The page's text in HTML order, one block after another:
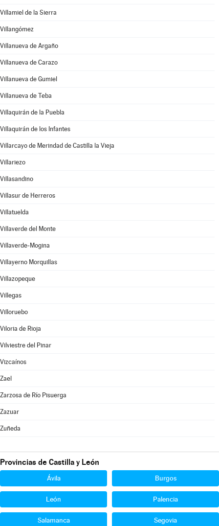
Villamiel de la Sierra
Villangómez
Villanueva de Argaño
Villanueva de Carazo
Villanueva de Gumiel
Villanueva de Teba
Villaquirán de la Puebla
Villaquirán de los Infantes
Villarcayo de Merindad de Castilla la Vieja
Villariezo
Villasandino
Villasur de Herreros
Villatuelda
Villaverde del Monte
Villaverde-Mogina
Villayerno Morquillas
Villazopeque
Villegas
Villoruebo
Viloria de Rioja
Vilviestre del Pinar
Vizcaínos
Zael
Zarzosa de Río Pisuerga
Zazuar
Zuñeda
Provincias de Castilla y León
Ávila Burgos
León Palencia
Salamanca Segovia